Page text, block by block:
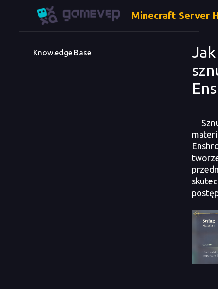
Minecraft Server
Knowledge Base